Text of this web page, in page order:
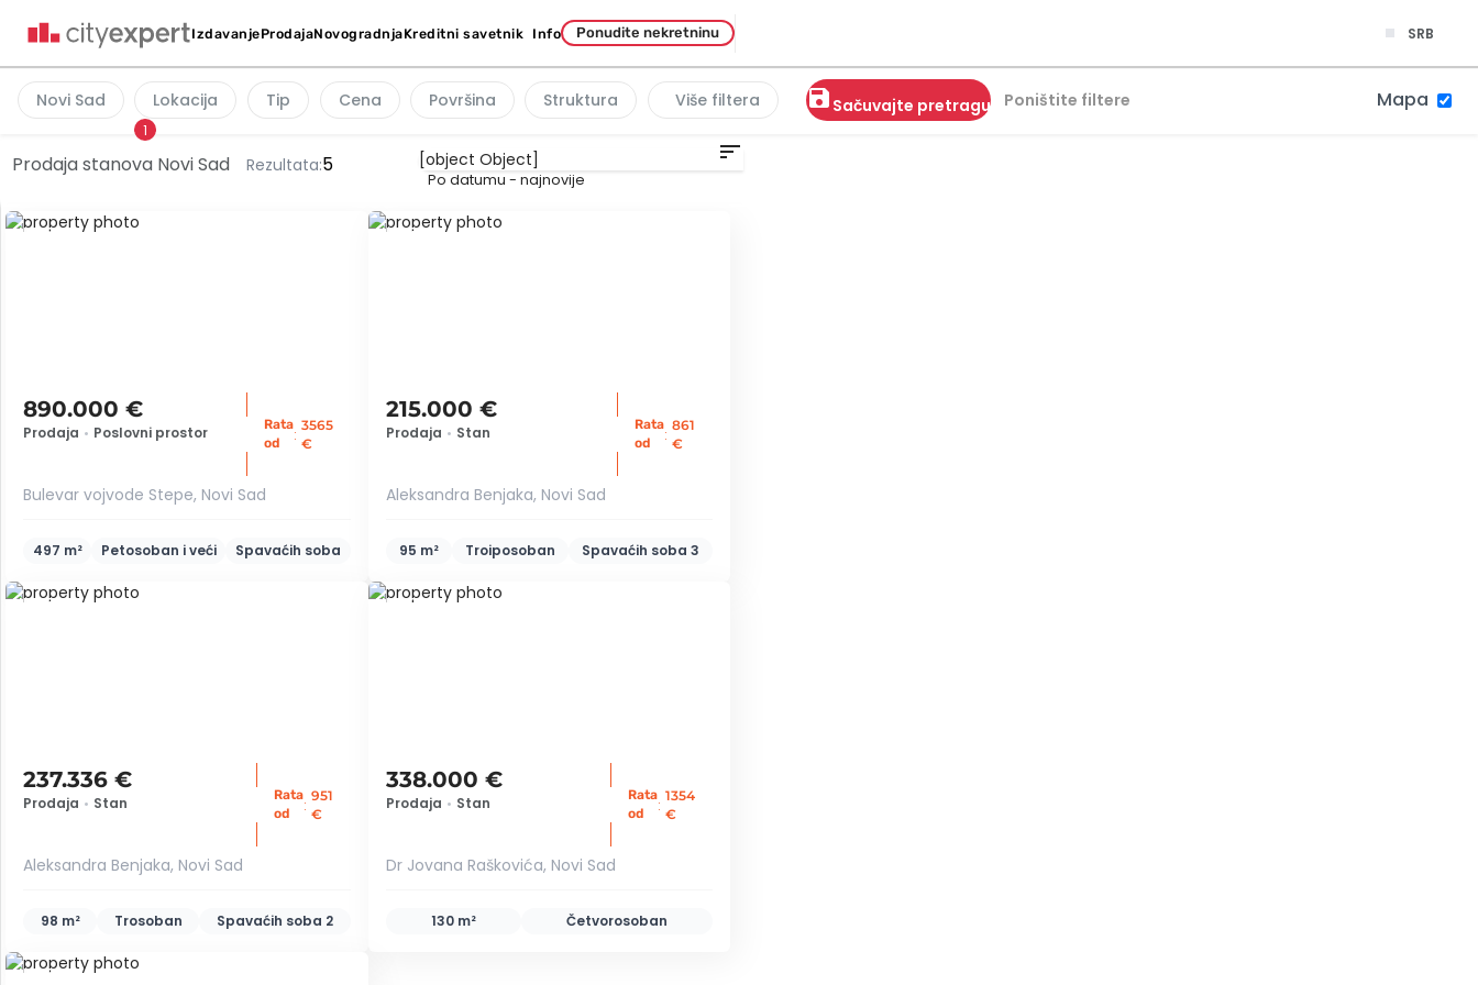
IzdavanjeProdajaNovogradnjaKreditni savetnik Info Ponudite nekretninu SRB
Novi Sad Lokacija
1
Tip Cena Površina Struktura Više filtera save Sačuvajte pretragu Poništite filtere Mapa
Prodaja stanova Novi Sad Rezultata:5 sort
Po datumu - najnovije
ID 78868
890.000 €
Prodaja • Poslovni prostor
Rata
od
: 3565
€
Bulevar vojvode Stepe, Novi Sad
497 m² Petosoban i veći Spavaćih soba
ID 55835
215.000 €
Prodaja • Stan
Rata
od
: 861
€
Aleksandra Benjaka, Novi Sad
95 m² Troiposoban Spavaćih soba 3
ID 75203
237.336 €
Prodaja • Stan
Rata
od
: 951
€
Aleksandra Benjaka, Novi Sad
98 m² Trosoban Spavaćih soba 2
ID 50172
338.000 €
Prodaja • Stan
Rata
od
: 1354
€
Dr Jovana Raškovića, Novi Sad
130 m² Četvorosoban
ID 45332